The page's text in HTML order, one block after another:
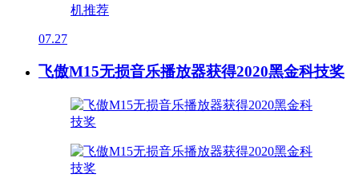
07.27
飞傲M15无损音乐播放器获得2020黑金科技奖